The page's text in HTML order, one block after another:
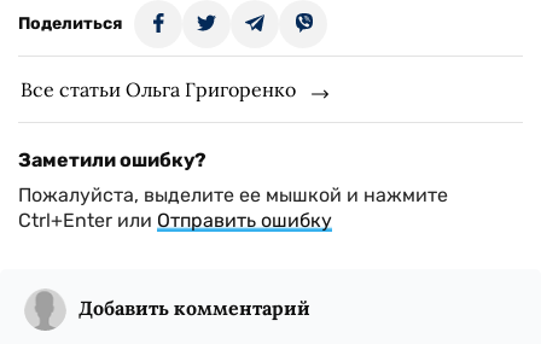
Поделиться
Все статьи Ольга Григоренко
Заметили ошибку?
Пожалуйста, выделите ее мышкой и нажмите
Ctrl+Enter или Отправить ошибку
Добавить комментарий